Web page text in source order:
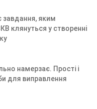
яким
клянуться у створенні
намерзає. Прості і
для виправлення